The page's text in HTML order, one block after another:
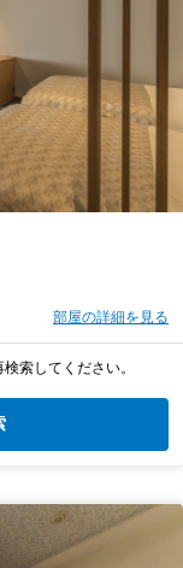
部屋の詳細を見る
索してください。